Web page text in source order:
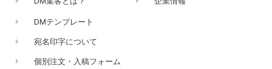
DMテンプレート
宛名印字について
個別注文・入稿フォーム